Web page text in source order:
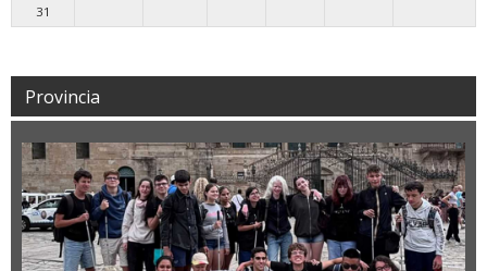
31
Provincia